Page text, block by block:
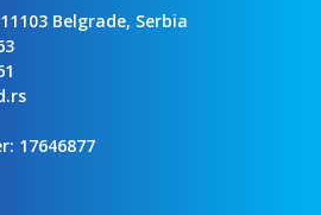
Belgrade, Serbia
17646877